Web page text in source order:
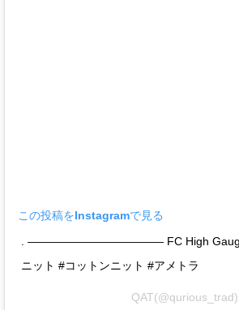
この投稿をInstagramで見る
. ———————————— FC High
ニット #コットンニット #アメトラ
QAT